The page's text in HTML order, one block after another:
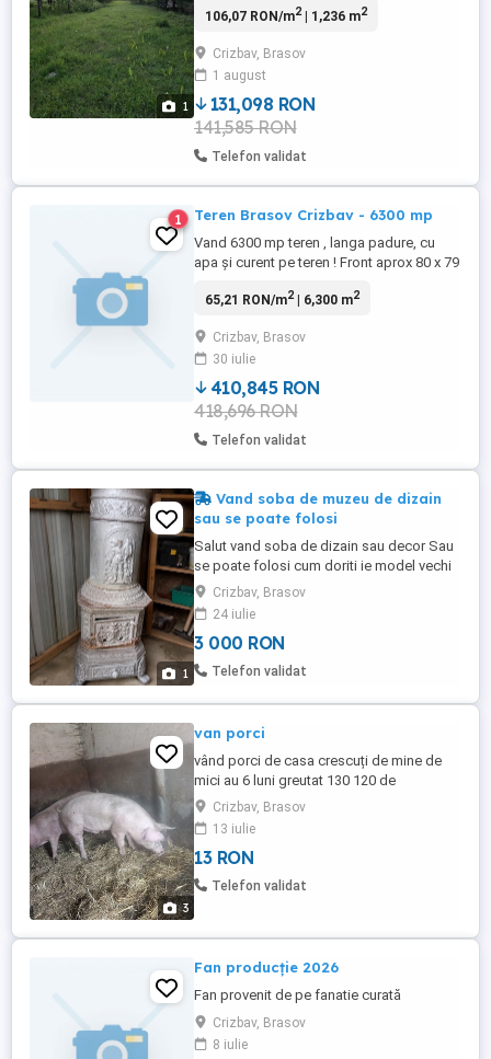
1
106,07 RON/m2| 1,236 m2
Crizbav, Brasov
1 august
131,098 RON
141,585 RON
Telefon validat
1 Teren Brasov Crizbav - 6300 mp
Vand 6300 mp teren , langa padure, cu
apa și curent pe teren ! Front aprox 80 x 79
total sun 6 parcele , construcții în
65,21 RON/m2| 6,300 m2
Crizbav, Brasov
30 iulie
410,845 RON
418,696 RON
Telefon validat
1
Vand soba de muzeu de dizain
sau se poate folosi
Salut vand soba de dizain sau decor Sau
se poate folosi cum doriti ie model vechi
cu simboluri si modele mai multe detali la
telefon
Crizbav, Brasov
24 iulie
3 000 RON
Telefon validat
3
van porci
vând porci de casa crescuți de mine de
mici au 6 luni greutat 130 120 de
kilograme
Crizbav, Brasov
13 iulie
13 RON
Telefon validat
Fan producție 2026
Fan provenit de pe fanatie curată
Crizbav, Brasov
8 iulie